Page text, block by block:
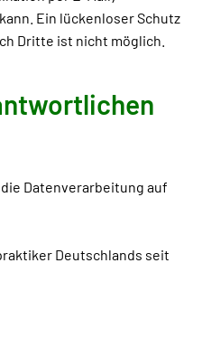
Ein lückenloser Schutz
Dritte ist nicht möglich.
Datenverarbeitung auf
Deutschlands seit